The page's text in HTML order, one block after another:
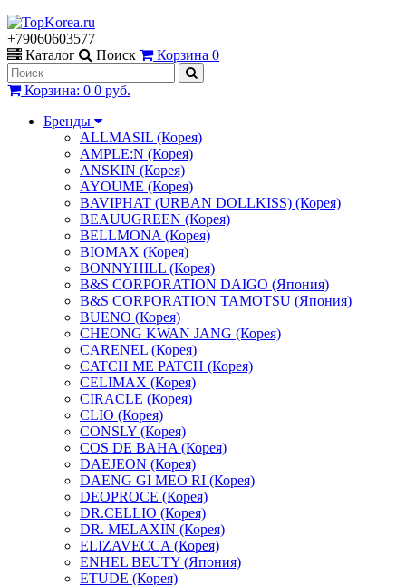
+79060603577
Каталог
Поиск Корзина 0
Корзина: 0 0 руб.
Бренды
ALLMASIL (Корея)
AMPLE:N (Корея)
ANSKIN (Корея)
AYOUME (Корея)
BAVIPHAT (URBAN DOLLKISS) (Корея)
BEAUUGREEN (Корея)
BELLMONA (Корея)
BIOMAX (Корея)
BONNYHILL (Корея)
B&S CORPORATION DAIGO (Япония)
B&S CORPORATION TAMOTSU (Япония)
BUENO (Корея)
CHEONG KWAN JANG (Корея)
CARENEL (Корея)
CATCH ME PATCH (Корея)
CELIMAX (Корея)
CIRACLE (Корея)
CLIO (Корея)
CONSLY (Корея)
COS DE BAHA (Корея)
DAEJEON (Корея)
DAENG GI MEO RI (Корея)
DEOPROCE (Корея)
DR.CELLIO (Корея)
DR. MELAXIN (Корея)
ELIZAVECCA (Корея)
ENHEL BEUTY (Япония)
ETUDE (Корея)